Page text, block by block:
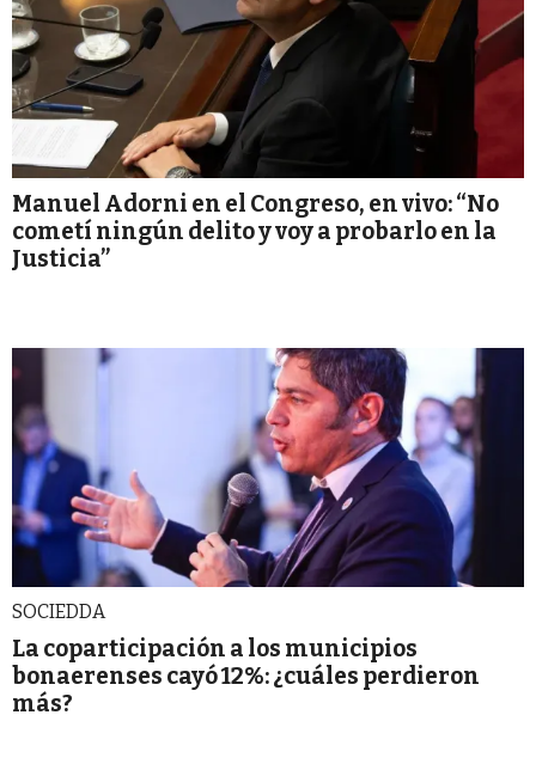
Manuel Adorni en el Congreso, en vivo: “No
cometí ningún delito y voy a probarlo en la
Justicia”
SOCIEDDA
La coparticipación a los municipios
bonaerenses cayó 12%: ¿cuáles perdieron
más?